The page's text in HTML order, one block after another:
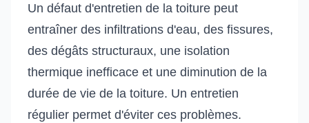
Un défaut d'entretien de la toiture peut
entraîner des infiltrations d'eau, des fissures,
des dégâts structuraux, une isolation
thermique inefficace et une diminution de la
durée de vie de la toiture. Un entretien
régulier permet d'éviter ces problèmes.